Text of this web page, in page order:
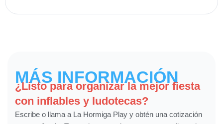
MÁS INFORMACIÓN
¿Listo para organizar la mejor fiesta
con inflables y ludotecas?
Escribe o llama a La Hormiga Play y obtén una cotización